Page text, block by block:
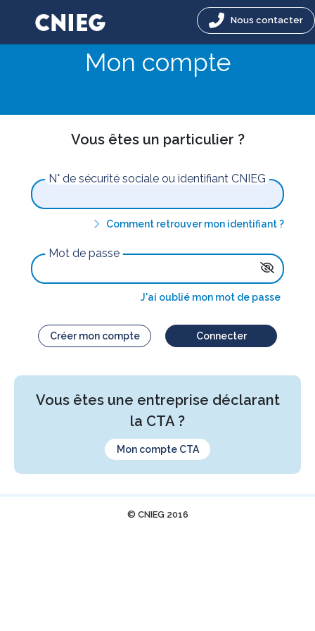
Nous contacter
Mon compte
Vous êtes un particulier ?
N° de sécurité sociale ou identifiant CNIEG
Comment retrouver mon identifiant ?
Mot de passe
J'ai oublié mon mot de passe
Créer mon compte Connecter
Vous êtes une entreprise déclarant
la CTA ?
Mon compte CTA
© CNIEG 2016